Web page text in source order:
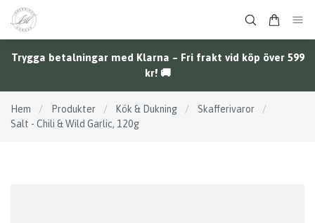
Trygga betalningar med Klarna – Fri frakt vid köp över 599
kr! 🚚
Hem / Produkter / Kök & Dukning / Skafferivaror
/
Salt - Chili & Wild Garlic, 120g